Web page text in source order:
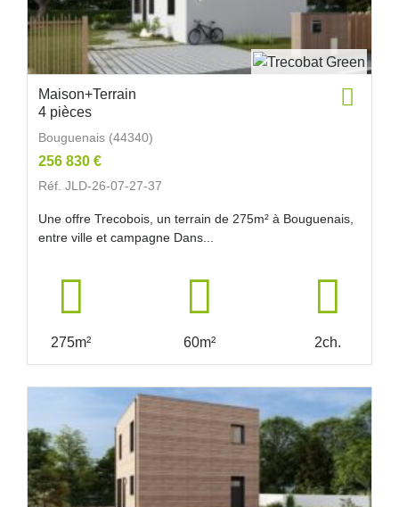
Maison+Terrain
4 pièces
Bouguenais (44340)
256 830 €
Réf. JLD-26-07-27-37
Une offre Trecobois, un terrain de 275m² à Bouguenais,
entre ville et campagne Dans...
275m² 60m² 2ch.